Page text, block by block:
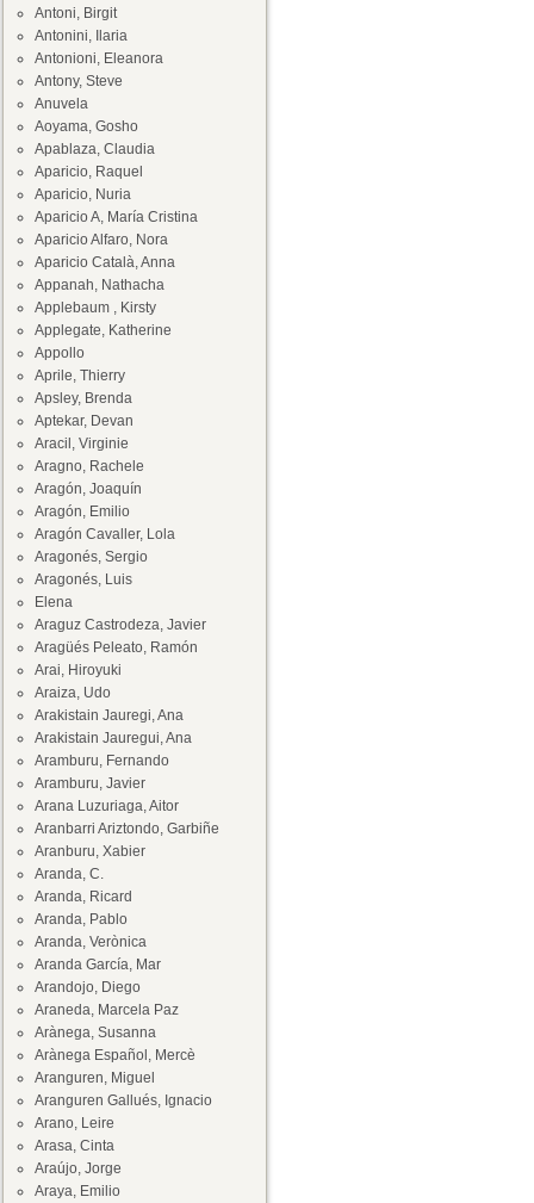
Antoni, Birgit
Antonini, Ilaria
Antonioni, Eleanora
Antony, Steve
Anuvela
Aoyama, Gosho
Apablaza, Claudia
Aparicio, Raquel
Aparicio, Nuria
Aparicio A, María Cristina
Aparicio Alfaro, Nora
Aparicio Català, Anna
Appanah, Nathacha
Applebaum , Kirsty
Applegate, Katherine
Appollo
Aprile, Thierry
Apsley, Brenda
Aptekar, Devan
Aracil, Virginie
Aragno, Rachele
Aragón, Joaquín
Aragón, Emilio
Aragón Cavaller, Lola
Aragonés, Sergio
Aragonés, Luis
Elena
Araguz Castrodeza, Javier
Aragüés Peleato, Ramón
Arai, Hiroyuki
Araiza, Udo
Arakistain Jauregi, Ana
Arakistain Jauregui, Ana
Aramburu, Fernando
Aramburu, Javier
Arana Luzuriaga, Aitor
Aranbarri Ariztondo, Garbiñe
Aranburu, Xabier
Aranda, C.
Aranda, Ricard
Aranda, Pablo
Aranda, Verònica
Aranda García, Mar
Arandojo, Diego
Araneda, Marcela Paz
Arànega, Susanna
Arànega Español, Mercè
Aranguren, Miguel
Aranguren Gallués, Ignacio
Arano, Leire
Arasa, Cinta
Araújo, Jorge
Araya, Emilio